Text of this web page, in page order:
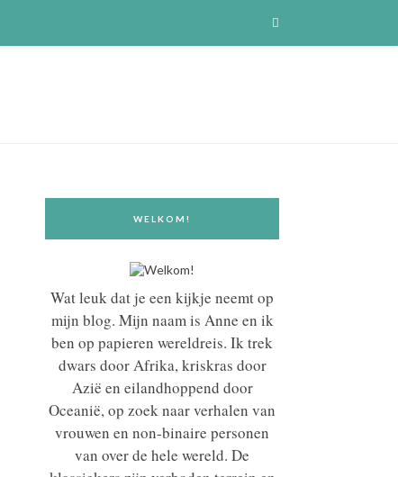
WELKOM!
Wat leuk dat je een kijkje neemt op
mijn blog. Mijn naam is Anne en ik
ben op papieren wereldreis. Ik trek
dwars door Afrika, kriskras door
Azië en eilandhoppend door
Oceanië, op zoek naar verhalen van
vrouwen en non-binaire personen
van over de hele wereld. De